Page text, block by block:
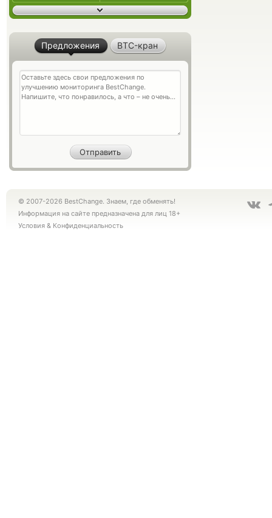
Предложения BTC-кран
© 2007-2026 BestChange. Знаем, где обменять!
Информация на сайте предназначена для лиц 18+
Условия & Конфиденциальность